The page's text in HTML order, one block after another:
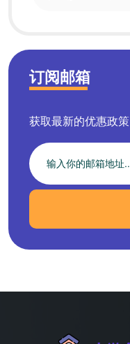
订阅邮箱
获取最新的优惠政策